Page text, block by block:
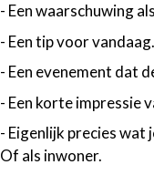
- Een waarschuwing
- Een tip voor vandaag.
- Een evenement dat
- Een korte impressie
- Eigenlijk precies wat
Of als inwoner.